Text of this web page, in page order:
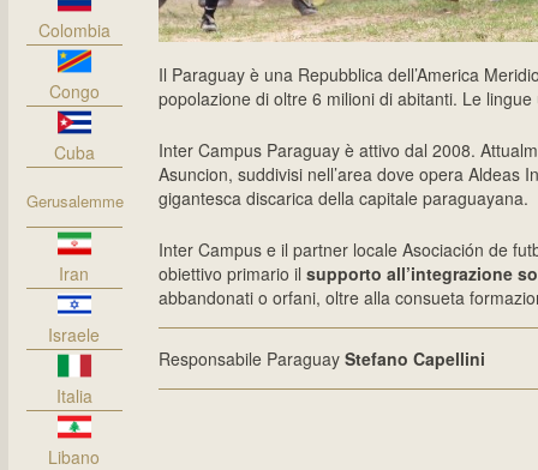
Colombia
Congo
Cuba
Gerusalemme
Iran
Israele
Italia
Libano
Il Paraguay è una Repubblica dell’America
popolazione di oltre 6 milioni di abitanti. Le
Inter Campus Paraguay è attivo dal 2008.
Asuncion, suddivisi nell’area dove opera Aldeas
gigantesca discarica della capitale paraguayana.
Inter Campus e il partner locale Asociación de
obiettivo primario il supporto all’integrazione
abbandonati o orfani, oltre alla consueta
Responsabile Paraguay Stefano Capellini